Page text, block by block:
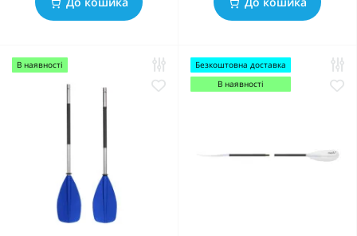
В наявності
Безкоштовна доставка
В наявності